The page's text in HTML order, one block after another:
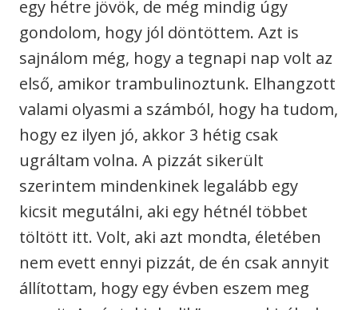
egy hétre jövök, de még mindig úgy
gondolom, hogy jól döntöttem. Azt is
sajnálom még, hogy a tegnapi nap volt az
első, amikor trambulinoztunk. Elhangzott
valami olyasmi a számból, hogy ha tudom,
hogy ez ilyen jó, akkor 3 hétig csak
ugráltam volna. A pizzát sikerült
szerintem mindenkinek legalább egy
kicsit megutálni, aki egy hétnél többet
töltött itt. Volt, aki azt mondta, életében
nem evett ennyi pizzát, de én csak annyit
állítottam, hogy egy évben eszem meg